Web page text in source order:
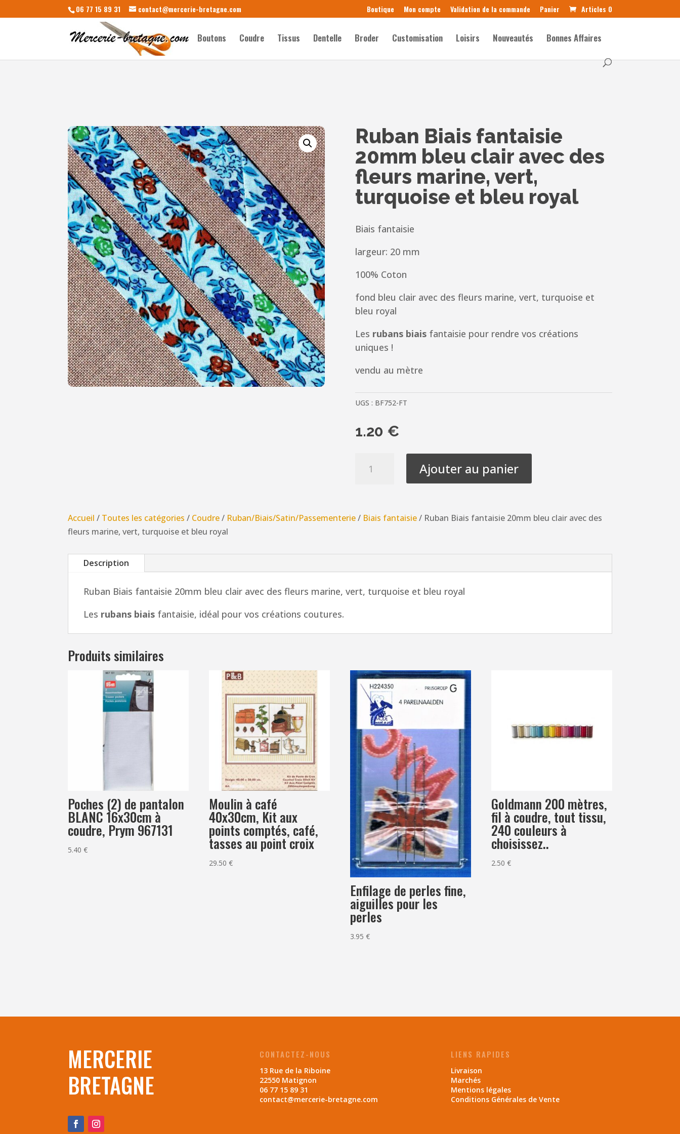
06 77 15 89 31 contact@mercerie-bretagne.com Boutique Mon compte Validation de la commande Panier Articles 0
Boutons Coudre Tissus Dentelle Broder Customisation Loisirs Nouveautés Bonnes Affaires
Ruban Biais fantaisie
20mm bleu clair avec des
fleurs marine, vert,
turquoise et bleu royal
Biais fantaisie
largeur: 20 mm
100% Coton
fond bleu clair avec des fleurs marine, vert, turquoise et
bleu royal
Les rubans biaisfantaisie pour rendre vos créations
uniques !
vendu au mètre
UGS : BF752-FT
1.20 €
fantaisie
clair
fleurs
turquoise
royal
Ajouter au panier
Accueil / Toutes les catégories / Coudre/ Ruban/Biais/Satin/Passementerie/ Biais fantaisie/ Ruban Biais fantaisie 20mm bleu clair avec des
fleurs marine, vert, turquoise et bleu royal
Description
Ruban Biais fantaisie 20mm bleu clair avec des fleurs marine, vert, turquoise et bleu royal
Les rubans biais fantaisie, idéal pour vos créations coutures.
Produits similaires
Poches (2) de pantalon
BLANC 16x30cm à
coudre, Prym 967131
5.40€
Moulin à café
40x30cm, Kit aux
points comptés, café,
tasses au point croix
29.50€
Enfilage de perles fine,
aiguilles pour les
perles
3.95€
Goldmann 200 mètres,
fil à coudre, tout tissu,
240 couleurs à
choisissez..
2.50€
MERCERIE
BRETAGNE
CONTACTEZ-NOUS
13 Rue de la Riboine
22550 Matignon
06 77 15 89 31
contact@mercerie-bretagne.com
LIENS RAPIDES
Livraison
Marchés
Mentions légales
Conditions Générales de Vente